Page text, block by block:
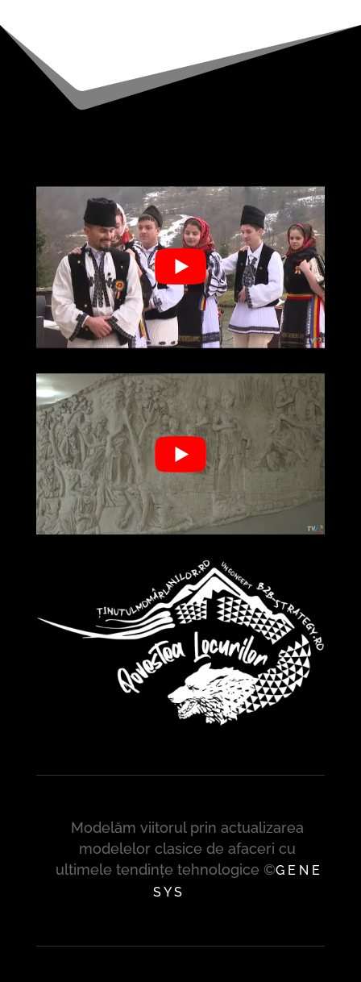
Modelăm viitorul prin actualizarea
modelelor clasice de afaceri cu
ultimele tendințe tehnologice ©G E N E
S Y S